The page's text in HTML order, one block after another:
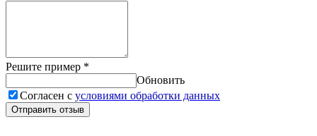
Решите пример *
Обновить
Согласен с условиями обработки данных
Отправить отзыв